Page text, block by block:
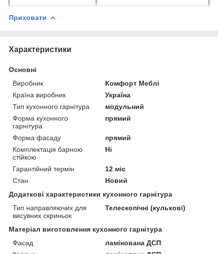
Приховати
Характеристики
Основні
Виробник
Комфорт Меблі
Країна виробник
Україна
Тип кухонного гарнітура
модульний
Форма кухонного
гарнітура
прямий
Форма фасаду
прямий
Комплектація барною
стійкою
Ні
Гарантійний термін
12 міс
Стан
Новий
Додаткові характеристики кухонного гарнітура
Тип направляючих для
висувних скриньок
Телескопічні (кулькові)
Матеріал виготовлення кухонного гарнітура
Фасад
ламінована ДСП